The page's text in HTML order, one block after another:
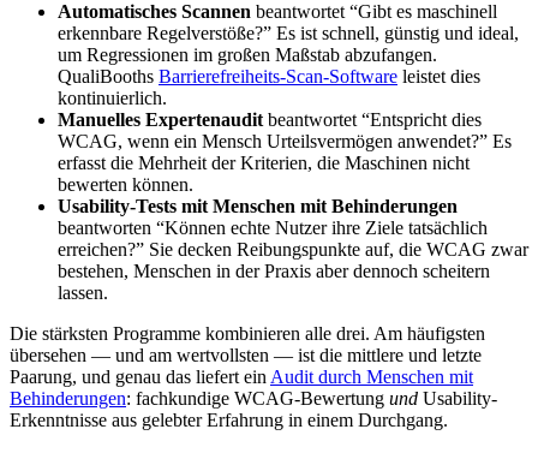
Automatisches Scannen beantwortet “Gibt es maschinell
erkennbare Regelverstöße?” Es ist schnell, günstig und ideal,
um Regressionen im großen Maßstab abzufangen.
QualiBooths Barrierefreiheits-Scan-Software leistet dies
kontinuierlich.
Manuelles Expertenaudit beantwortet “Entspricht dies
WCAG, wenn ein Mensch Urteilsvermögen anwendet?” Es
erfasst die Mehrheit der Kriterien, die Maschinen nicht
bewerten können.
Usability-Tests mit Menschen mit Behinderungen
beantworten “Können echte Nutzer ihre Ziele tatsächlich
erreichen?” Sie decken Reibungspunkte auf, die WCAG zwar
bestehen, Menschen in der Praxis aber dennoch scheitern
lassen.
Die stärksten Programme kombinieren alle drei. Am häufigsten
übersehen — und am wertvollsten — ist die mittlere und letzte
Paarung, und genau das liefert ein Audit durch Menschen mit
Behinderungen: fachkundige WCAG-Bewertung und Usability-
Erkenntnisse aus gelebter Erfahrung in einem Durchgang.